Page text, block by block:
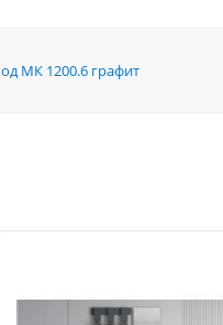
МК 1200.6 графит